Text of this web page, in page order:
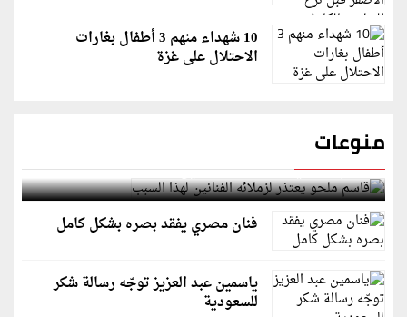
10 شهداء منهم 3 أطفال بغارات
الاحتلال على غزة
منوعات
قاسم ملحو يعتذر لزملائه الفنانين لهذا السبب
فنان مصري يفقد بصره بشكل كامل
ياسمين عبد العزيز توجّه رسالة شكر
للسعودية